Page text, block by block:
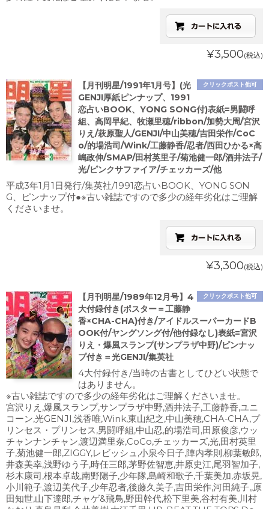
¥3,500(税込)
クリックポスト他可
【月刊明星/1991年1月号】(光
GENJI厚紙ピンナップ、1991
恋占いBOOK、YONG SONG付)表紙=男闘呼
組、高岡早紀、牧瀬里穂/ribbon/加勢大周/宮沢
りえ/萩原聖人/GENJI/中山美穂/吉田栄作/CoC
o/的場浩司/Wink/工藤静香/忍者/西田ひかる×高
嶋政伸/SMAP/田村英里子/菊池健一郎/酒井法子/
光/ピンクサファイア/チェッカーズ/他
平成3年1月1日発行/集英社/1991恋占いBOOK、YONG SON
G、ピンナップ付●※古い雑誌ですので多少の経年劣化はご理解
くださいませ。
¥3,300(税込)
クリックポスト他可
【月刊明星/1989年12月号】4
大付録付き(ポスター＝工藤静
香×CHA-CHA)付き/アイドルスーパーカードB
OOK付/ヤングソング付/他付録なし)表紙=宮沢
りえ・爆風スランプ(サンプラザ中野)/ピンナッ
プ付き＝光GENJI/集英社
4大付録付き/当時の古書としてひどい状態で
はありません。
※古い雑誌ですので多少の経年劣化はご理解くださいませ。
宮沢りえ,爆風スランプ,サンプラザ中野,酒井法子,工藤静香,ユニ
コーン,光GENJI,浅香唯,Wink,東山紀之,中山美穂,CHA-CHA,プ
リンセス・プリンセス,男闘呼組,中山忍,的場浩司,田原俊彦,ウッ
チャンナンチャン,渡辺満里奈,CoCo,チェッカーズ,光,田村英里
子,菊池健一郎,ZIGGY,レビッシュ,小泉今日子,陣内孝則,柳葉敏郎,
井森美幸,浅野ゆう子,時任三郎,茅野佐智恵,井原史江,尾羽智加子,
杉木康司,根本卓哉,南野陽子,少年隊,島崎和歌子,千葉美加,赤坂晃,
小川範子,渡辺美代子,少年忍者,後藤久美子,吉田栄作,河田純子,,原
田知世,山下達郎,チャゲ&飛鳥,野田幹代,松下里美,谷村有美,川村